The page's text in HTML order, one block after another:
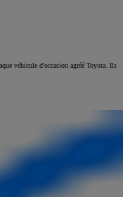
véhicule d'occasion agréé Toyota. Ils